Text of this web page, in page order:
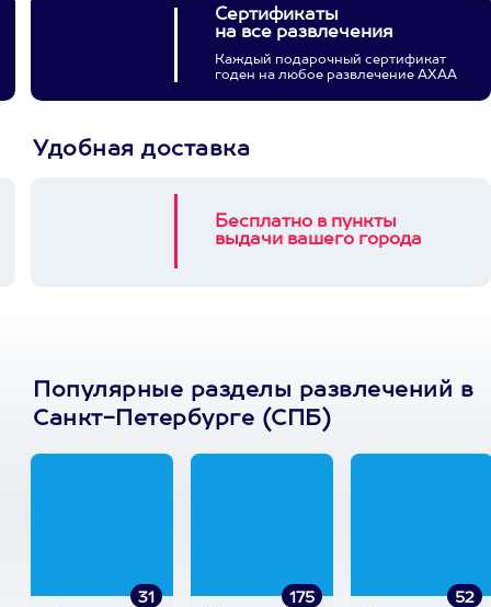
Сертификаты
на все развлечения
Каждый подарочный сертификат
годен на любое развлечение АХАА
Удобная доставка
Бесплатно в пункты
выдачи вашего города
Популярные разделы развлечений в
Санкт-Петербурге (СПБ)
31
175
52